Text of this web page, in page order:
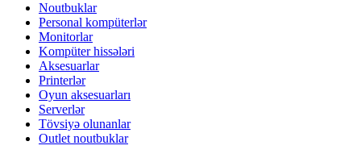
Noutbuklar
Personal kompüterlər
Monitorlar
Kompüter hissələri
Aksesuarlar
Printerlər
Oyun aksesuarları
Serverlər
Tövsiyə olunanlar
Outlet noutbuklar